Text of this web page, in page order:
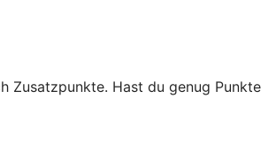
Zusatzpunkte. Hast du genug Punkte